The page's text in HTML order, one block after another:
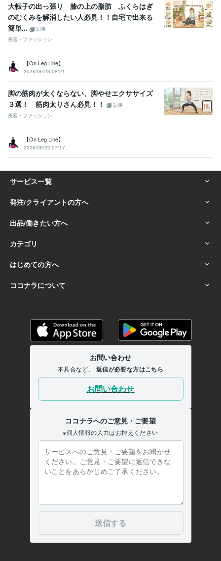
大転子の出っ張り 膝の上の脂肪 ふくらはぎ
のむくみを解消したい人必見！！自宅で出来る
簡単...
記事
美容・ファッション
【On Leg Line】
2026/06/23 08:21
脚の筋肉が太くならない、脚やせエクササイズ
３選！ 筋肉太りさん必見！！
記事
美容・ファッション
【On Leg Line】
2026/06/22 07:17